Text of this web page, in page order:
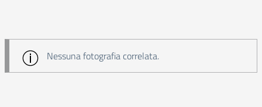
Nessuna fotografia correlata.